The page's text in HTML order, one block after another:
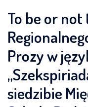
To be or not
Prozy w
siedzibie